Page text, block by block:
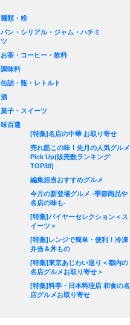
麺類・粉
パン・シリアル・ジャム・ハチミ
ツ
お茶・コーヒー・飲料
調味料
缶詰・瓶・レトルト
酒
菓子・スイーツ
味百選
[特集]名店の中華 お取り寄せ
売れ筋この味！先月の人気グルメ
Pick Up(販売数ランキング
TOP30)
編集担当おすすめグルメ
今月の新登場グルメ -季節商品や
名店の味も-
[特集]バイヤーセレクション＜ス
イーツ＞
[特集]レンジで簡単・便利！冷凍
弁当＆丼もの
[特集]東京あじわい巡り＜都内の
名店グルメお取り寄せ＞
[特集]料亭・日本料理店 和食の名
店グルメお取り寄せ